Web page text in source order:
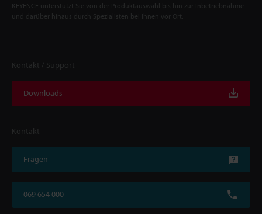
KEYENCE unterstützt Sie von der Produktauswahl bis hin zur Inbetriebnahme
und darüber hinaus durch Spezialisten bei Ihnen vor Ort.
Kontakt / Support
Downloads
Kontakt
Fragen
069 654 000